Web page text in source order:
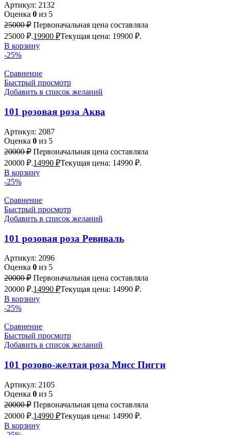
Артикул: 2132
Оценка 0 из 5
25000₽ Первоначальная цена составляла
25000 ₽.19900 ₽Текущая цена: 19900 ₽.
В корзину
-25%
Сравнение
Быстрый просмотр
Добавить в список желаний
101 розовая роза Аква
Артикул: 2087
Оценка 0 из 5
20000₽ Первоначальная цена составляла
20000 ₽.14990 ₽Текущая цена: 14990 ₽.
В корзину
-25%
Сравнение
Быстрый просмотр
Добавить в список желаний
101 розовая роза Ревиваль
Артикул: 2096
Оценка 0 из 5
20000₽ Первоначальная цена составляла
20000 ₽.14990 ₽Текущая цена: 14990 ₽.
В корзину
-25%
Сравнение
Быстрый просмотр
Добавить в список желаний
101 розово-желтая роза Мисс Пигги
Артикул: 2105
Оценка 0 из 5
20000₽ Первоначальная цена составляла
20000 ₽.14990 ₽Текущая цена: 14990 ₽.
В корзину